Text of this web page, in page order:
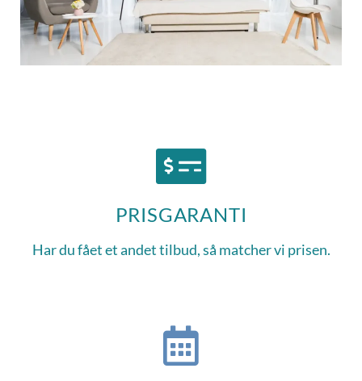
PRISGARANTI
Har du fået et andet tilbud, så matcher vi prisen.